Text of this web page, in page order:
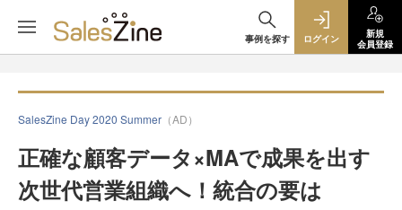
事例を探す ログイン
新規
会員登録
SalesZine Day 2020 Summer （AD）
正確な顧客データ×MAで成果を出す
次世代営業組織へ！統合の要は